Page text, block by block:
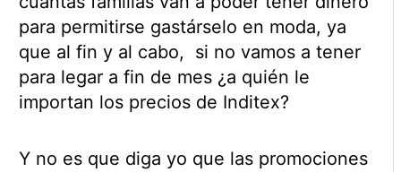
para permitirse gastárselo en moda, ya
que al fin y al cabo, si no vamos a tener
para legar a fin de mes ¿a quién le
importan los precios de Inditex?
Y no es que diga yo que las promociones